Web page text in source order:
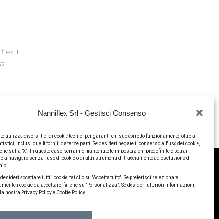
Nanniflex Srl - Gestisci Consenso
utilizza diversi tipi di cookie tecnici per garantire il suo corretto funzionamento, oltre a
inclusi quelli forniti da terze parti. Se desideri negare il consenso all'uso dei cookie,
sulla "X". In questo caso, verranno mantenute le impostazioni predefinite e potrai
a navigare senza l'uso di cookie o di altri strumenti di tracciamento ad esclusione di
desideri accettare tutti i cookie, fai clic su "Accetta tutto". Se preferisci selezionare
i cookie da accettare, fai clic su "Personalizza". Se desideri ulteriori informazioni,
nostra Privacy Policy e Cookie Policy.
sui cookie
ricevute le seguenti sovvenzioni, contributi, incarichi
degli Aiuti di Stato, consultabili al